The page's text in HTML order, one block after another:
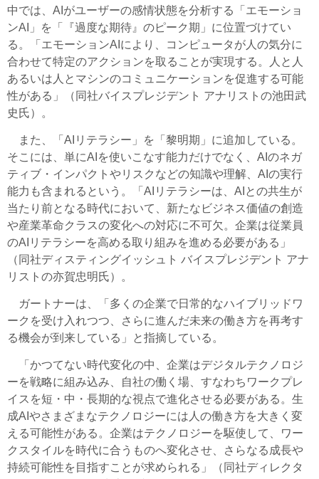
中では、AIがユーザーの感情状態を分析する「エモーショ
ンAI」を「『過度な期待』のピーク期」に位置づけてい
る。「エモーションAIにより、コンピュータが人の気分に
合わせて特定のアクションを取ることが実現する。人と人
あるいは人とマシンのコミュニケーションを促進する可能
性がある」（同社バイスプレジデント アナリストの池田武
史氏）。
また、「AIリテラシー」を「黎明期」に追加している。
そこには、単にAIを使いこなす能力だけでなく、AIのネガ
ティブ・インパクトやリスクなどの知識や理解、AIの実行
能力も含まれるという。「AIリテラシーは、AIとの共生が
当たり前となる時代において、新たなビジネス価値の創造
や産業革命クラスの変化への対応に不可欠。企業は従業員
のAIリテラシーを高める取り組みを進める必要がある」
（同社ディスティングイッシュト バイスプレジデント アナ
リストの亦賀忠明氏）。
ガートナーは、
「多くの企業で日常的なハイブリッドワ
ークを受け入れつつ、さらに進んだ未来の働き方を再考す
る機会が到来している」と指摘している。
「かつてない時代変化の中、企業はデジタルテクノロジ
ーを戦略に組み込み、自社の働く場、すなわちワークプレ
イスを短・中・長期的な視点で進化させる必要がある。生
成AIやさまざまなテクノロジーには人の働き方を大きく変
える可能性がある。企業はテクノロジーを駆使して、ワー
クスタイルを時代に合うものへ変化させ、さらなる成長や
持続可能性を目指すことが求められる」（同社ディレクタ